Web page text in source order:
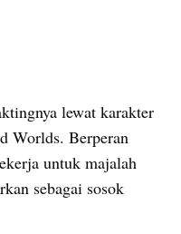
lewat karakter
Worlds. Berperan